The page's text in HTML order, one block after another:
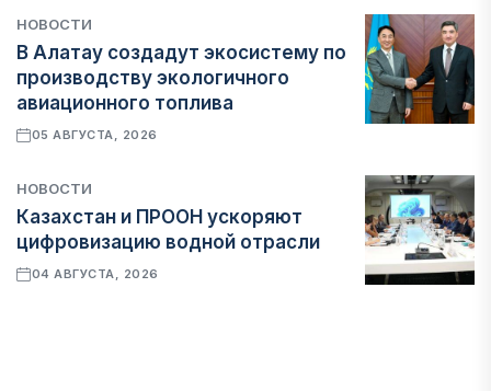
НОВОСТИ
В Алатау создадут экосистему по
производству экологичного
авиационного топлива
05 АВГУСТА, 2026
НОВОСТИ
Казахстан и ПРООН ускоряют
цифровизацию водной отрасли
04 АВГУСТА, 2026